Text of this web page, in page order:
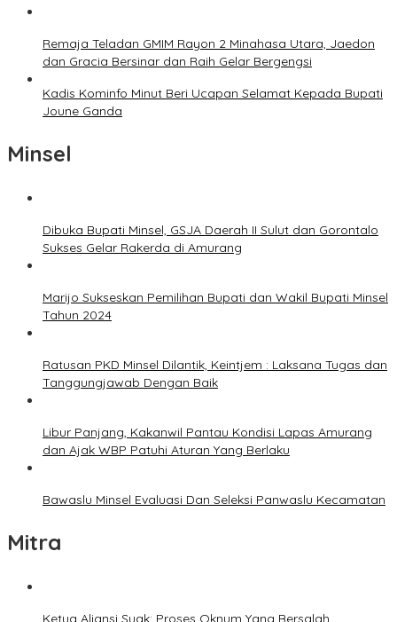
Remaja Teladan GMIM Rayon 2 Minahasa Utara, Jaedon
dan Gracia Bersinar dan Raih Gelar Bergengsi
Kadis Kominfo Minut Beri Ucapan Selamat Kepada Bupati
Joune Ganda
Minsel
Dibuka Bupati Minsel, GSJA Daerah II Sulut dan Gorontalo
Sukses Gelar Rakerda di Amurang
Marijo Sukseskan Pemilihan Bupati dan Wakil Bupati Minsel
Tahun 2024
Ratusan PKD Minsel Dilantik, Keintjem : Laksana Tugas dan
Tanggungjawab Dengan Baik
Libur Panjang, Kakanwil Pantau Kondisi Lapas Amurang
dan Ajak WBP Patuhi Aturan Yang Berlaku
Bawaslu Minsel Evaluasi Dan Seleksi Panwaslu Kecamatan
Mitra
Ketua Aliansi Suak: Proses Oknum Yang Bersalah